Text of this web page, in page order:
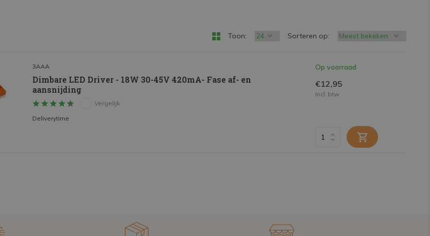
Toon: Sorteren op:
3AAA
Dimbare LED Driver - 18W 30-45V 420mA- Fase af- en
aansnijding
Vergelijk
Deliverytime
Op voorraad
€12,95
Incl. btw